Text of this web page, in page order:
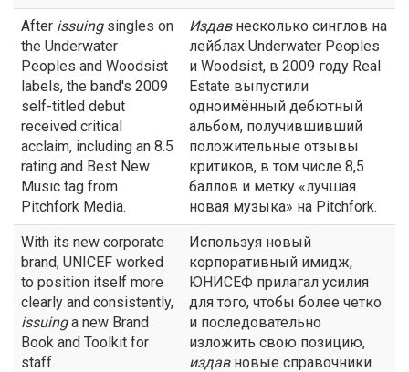
After issuingsingles on
the Underwater
Peoples and Woodsist
labels, the band's 2009
self-titled debut
received critical
acclaim, including an 8.5
rating and Best New
Music tag from
Pitchfork Media.
Издавнесколько синглов на
лейблах Underwater Peoples
и Woodsist, в 2009 году Real
Estate выпустили
одноимённый дебютный
альбом, получившивший
положительные отзывы
критиков, в том числе 8,5
баллов и метку «лучшая
новая музыка» на Pitchfork.
With its new corporate
brand, UNICEF worked
to position itself more
clearly and consistently,
issuinga new Brand
Book and Toolkit for
staff.
Используя новый
корпоративный имидж,
ЮНИСЕФ прилагал усилия
для того, чтобы более четко
и последовательно
изложить свою позицию,
издавновые справочники